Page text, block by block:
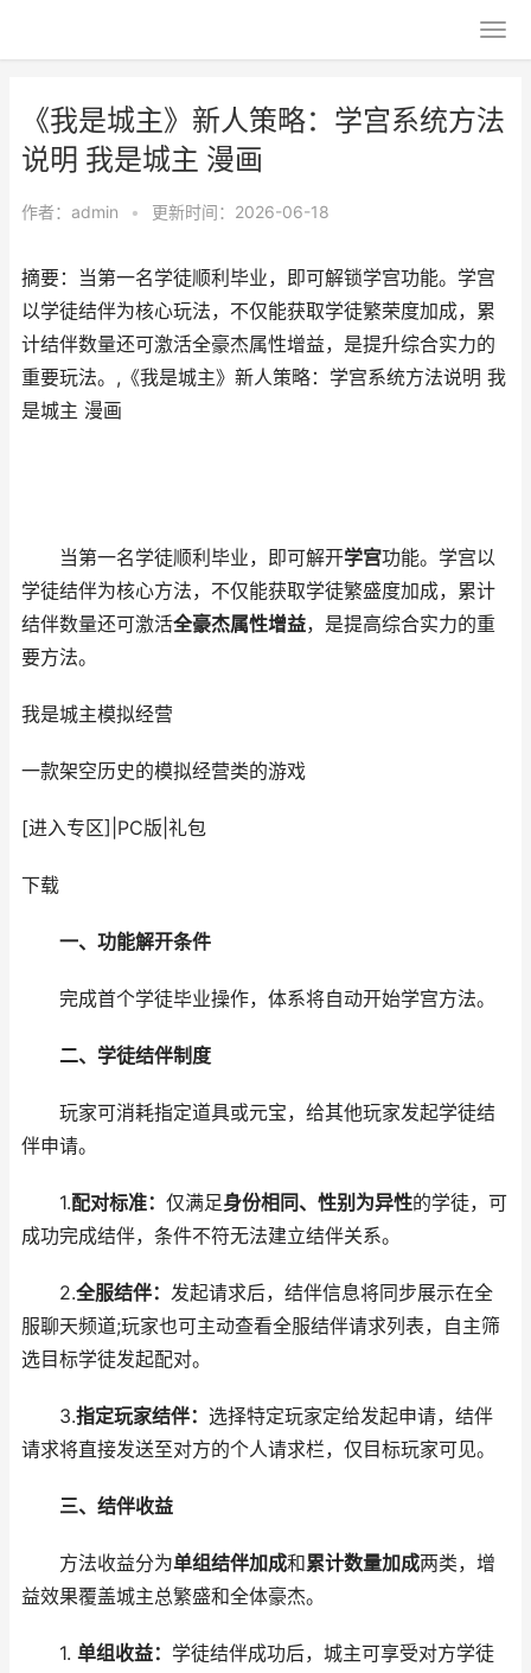
《我是城主》新人策略：学宫系统方法
说明 我是城主 漫画
作者： admin • 更新时间：2026-06-18
摘要：当第一名学徒顺利毕业，即可解锁学宫功能。学宫
以学徒结伴为核心玩法，不仅能获取学徒繁荣度加成，累
计结伴数量还可激活全豪杰属性增益，是提升综合实力的
重要玩法。,《我是城主》新人策略：学宫系统方法说明 我
是城主 漫画
当第一名学徒顺利毕业，即可解开学宫功能。学宫以
学徒结伴为核心方法，不仅能获取学徒繁盛度加成，累计
结伴数量还可激活全豪杰属性增益，是提高综合实力的重
要方法。
我是城主模拟经营
一款架空历史的模拟经营类的游戏
[进入专区] PC版 礼包
下载
一、功能解开条件
完成首个学徒毕业操作，体系将自动开始学宫方法。
二、学徒结伴制度
玩家可消耗指定道具或元宝，给其他玩家发起学徒结
伴申请。
1.配对标准： 仅满足身份相同、性别为异性的学徒，可
成功完成结伴，条件不符无法建立结伴关系。
2.全服结伴： 发起请求后，结伴信息将同步展示在全
服聊天频道;玩家也可主动查看全服结伴请求列表，自主筛
选目标学徒发起配对。
3.指定玩家结伴： 选择特定玩家定给发起申请，结伴
请求将直接发送至对方的个人请求栏，仅目标玩家可见。
三、结伴收益
方法收益分为单组结伴加成和累计数量加成两类，增
益效果覆盖城主总繁盛和全体豪杰。
1. 单组收益： 学徒结伴成功后，城主可享受对方学徒